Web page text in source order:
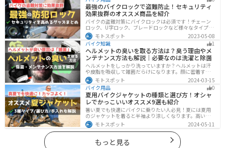
最強のバイクロックで盗難防止！セキュリティ
効果抜群のオススメ商品を紹介
バイクの盗難対策にバイクロックは必須です！チェーン
ロック、U字ロック、ブレードロックなど様々なタイプが
あるので自分の用途に合った使いやすいものを選びまし
ょう。この記事ではバイクロックの種類と特徴、それぞ
れ最強の商品を紹介します。
モトスポット
2023-05-08
バイク知識
1
ヘルメットの臭いを取る方法は？臭う理由やメ
ンテナンス方法も解説｜必要なのは洗濯と除菌
ヘルメットをしっかり洗っていますか？ヘルメットは汗
や皮脂を吸収して雑菌だらけになります。顔に密着する
物なのでしっかりと除菌・消臭をする必要があります。
この記事では、ヘルメットをまるっと綺麗にする方法を
まとめました。まだメンテナンスをしたことがないとい
う人はぜひ参考にしてください。
モトスポット
2024-03-15
バイク用品
0
夏用バイクジャケットの種類と選び方！オシャ
レでかっこいいオススメ9選も紹介
暑い夏でも快適にバイクに乗りたい人必見！夏には夏用
のジャケットを着ると半袖より涼しくなります。高い透
湿性のフルメッシュ素材やハーフメッシュはもちろん、
デザイン性に優れたテキスタイルジャケットもあるの
で、カッコよくバイクに乗りたい人でも使える装備があ
ります。
モトスポット 2024-05-11
もっと見る